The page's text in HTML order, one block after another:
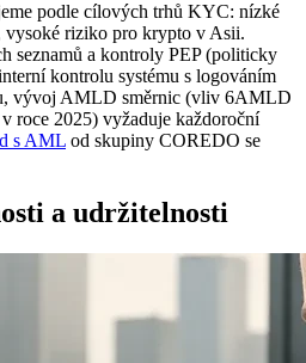
podle cílových trhů KYC: nízké
riziko pro krypto v Asii.
seznamů a kontroly PEP (politicky
kontrolu systému s logováním
vývoj AMLD směrnic (vliv 6AMLD
roce 2025) vyžaduje každoroční
s AML od skupiny COREDO se
a udržitelnosti